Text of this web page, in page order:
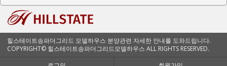
힐스테이트송파더그리드 모델하우스 분양관련 자세한 안내를 도와드립니다.
COPYRIGHT© 힐스테이트송파더그리드모델하우스 ALL RIGHTS RESERVED.